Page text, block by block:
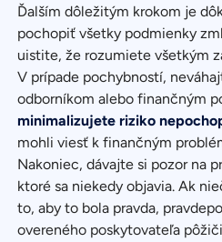
Ďalším dôležitým krokom je
pochopiť všetky podmienky
uistite, že rozumiete všetkým
V prípade pochybností,
odborníkom alebo finančným
minimalizujete riziko
mohli viesť k finančným
Nakoniec, dávajte si pozor na
ktoré sa niekedy objavia. Ak
to, aby to bola pravda,
overeného poskytovateľa